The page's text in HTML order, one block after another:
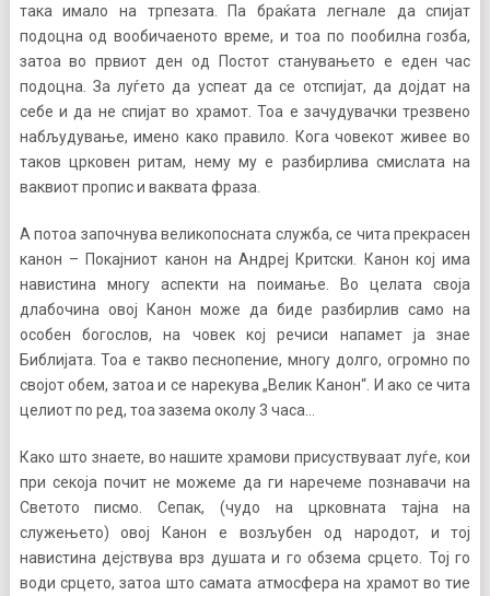
така имало на трпезата. Па браќата легнале да спијат
подоцна од вообичаеното време, и тоа по пообилна гозба,
затоа во првиот ден од Постот станувањето е еден час
подоцна. За луѓето да успеат да се отспијат, да дојдат на
себе и да не спијат во храмот. Тоа е зачудувачки трезвено
набљудување, имено како правило. Кога човекот живее во
таков црковен ритам, нему му е разбирлива смислата на
ваквиот пропис и ваквата фраза.
А потоа започнува великопосната служба, се чита прекрасен
канон – Покајниот канон на Андреј Критски. Канон кој има
навистина многу аспекти на поимање. Во целата своја
длабочина овој Канон може да биде разбирлив само на
особен богослов, на човек кој речиси напамет ја знае
Библијата. Тоа е такво песнопение, многу долго, огромно по
својот обем, затоа и се нарекува „Велик Канон“. И ако се чита
целиот по ред, тоа зазема околу 3 часа…
Како што знаете, во нашите храмови присуствуваат луѓе, кои
при секоја почит не можеме да ги наречеме познавачи на
Светото писмо. Сепак, (чудо на црковната тајна на
служењето) овој Канон е возљубен од народот, и тој
навистина дејствува врз душата и го обзема срцето. Тој го
води срцето, затоа што самата атмосфера на храмот во тие